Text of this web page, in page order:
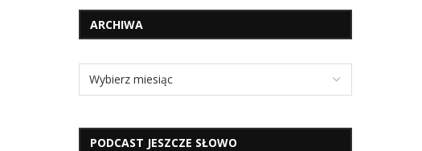
ARCHIWA
PODCAST JESZCZE SŁOWO